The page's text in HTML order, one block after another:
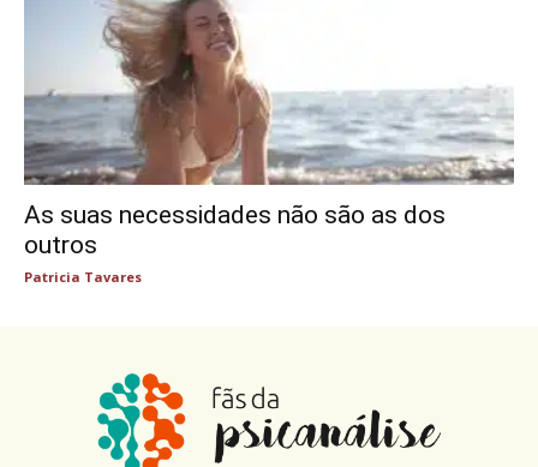
As suas necessidades não são as dos
outros
Patricia Tavares